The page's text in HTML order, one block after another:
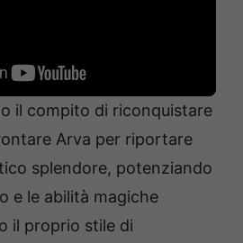
il compito di riconquistare
Arva per riportare
splendore, potenziando
e le abilità magiche
il proprio stile di